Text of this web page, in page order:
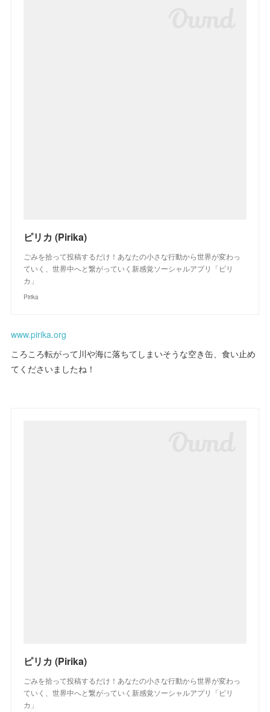
ピリカ (Pirika)
ごみを拾って投稿するだけ！あなたの小さな行動から世界が変わっ
ていく、世界中へと繋がっていく新感覚ソーシャルアプリ「ピリ
カ」
Pirika
www.pirika.org
ころころ転がって川や海に落ちてしまいそうな空き缶、食い止め
てくださいましたね！
ピリカ (Pirika)
ごみを拾って投稿するだけ！あなたの小さな行動から世界が変わっ
ていく、世界中へと繋がっていく新感覚ソーシャルアプリ「ピリ
カ」